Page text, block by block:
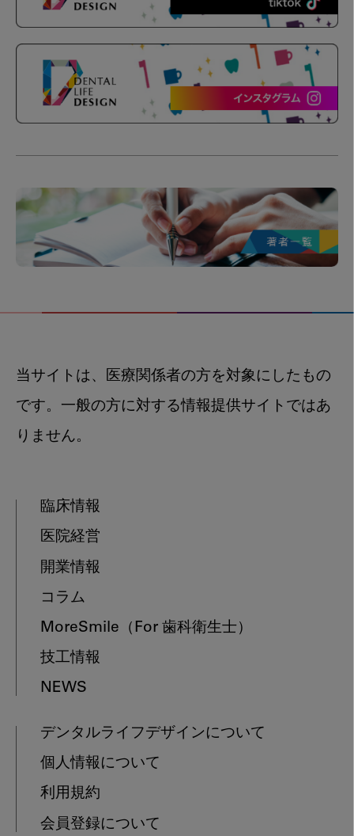
当サイトは、医療関係者の方を対象にしたもの
です。一般の方に対する情報提供サイトではあ
りません。
臨床情報
医院経営
開業情報
コラム
MoreSmile （For 歯科衛生士）
技工情報
NEWS
デンタルライフデザインについて
個人情報について
利用規約
会員登録について